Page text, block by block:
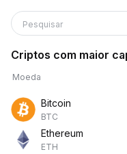
Pesquisar
Criptos com maior
Moeda
Bitcoin
BTC
Ethereum
ETH